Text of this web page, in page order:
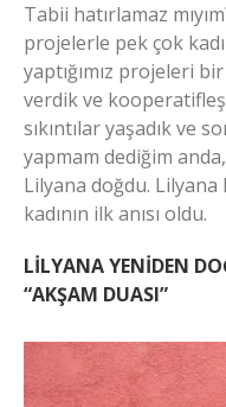
Tabii hatırlamaz
projelerle pek çok
yaptığımız projeleri
verdik ve
sıkıntılar yaşadık ve
yapmam dediğim
Lilyana doğdu.
kadının ilk anısı oldu.
LİLYANA YENİDEN
“AKŞAM DUASI”